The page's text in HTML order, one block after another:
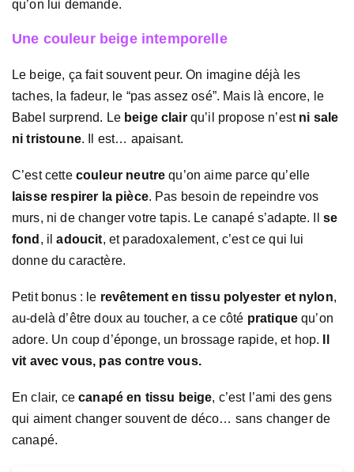
qu’on lui demande.
Une couleur beige intemporelle
Le beige, ça fait souvent peur. On imagine déjà les
taches, la fadeur, le “pas assez osé”. Mais là encore, le
Babel surprend. Le beige clairqu’il propose n’est ni sale
ni tristoune. Il est… apaisant.
C’est cette couleur neutre qu’on aime parce qu’elle
laisse respirer la pièce. Pas besoin de repeindre vos
murs, ni de changer votre tapis. Le canapé s’adapte. Il se
fond , iladoucit, et paradoxalement, c’est ce qui lui
donne du caractère.
Petit bonus : le revêtement en tissu polyester et nylon,
au-delà d’être doux au toucher, a ce côté pratique qu’on
adore. Un coup d’éponge, un brossage rapide, et hop.
vit avec vous, pas contre vous.
En clair, cecanapé en tissu beige, c’est l’ami des gens
qui aiment changer souvent de déco… sans changer de
canapé.